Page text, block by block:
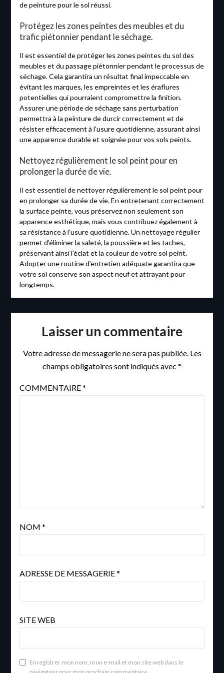
de peinture pour le sol réussi.
Protégez les zones peintes des meubles et du
trafic piétonnier pendant le séchage.
Il est essentiel de protéger les zones peintes du sol des
meubles et du passage piétonnier pendant le processus de
séchage. Cela garantira un résultat final impeccable en
évitant les marques, les empreintes et les éraflures
potentielles qui pourraient compromettre la finition.
Assurer une période de séchage sans perturbation
permettra à la peinture de durcir correctement et de
résister efficacement à l’usure quotidienne, assurant ainsi
une apparence durable et soignée pour vos sols peints.
Nettoyez régulièrement le sol peint pour en
prolonger la durée de vie.
Il est essentiel de nettoyer régulièrement le sol peint pour
en prolonger sa durée de vie. En entretenant correctement
la surface peinte, vous préservez non seulement son
apparence esthétique, mais vous contribuez également à
sa résistance à l’usure quotidienne. Un nettoyage régulier
permet d’éliminer la saleté, la poussière et les taches,
préservant ainsi l’éclat et la couleur de votre sol peint.
Adopter une routine d’entretien adéquate garantira que
votre sol conserve son aspect neuf et attrayant pour
longtemps.
Laisser un commentaire
Votre adresse de messagerie ne sera pas publiée. Les
champs obligatoires sont indiqués avec *
COMMENTAIRE*
NOM *
ADRESSE DE MESSAGERIE*
SITE WEB
Enregistrer mon nom, mon e-mail et mon site web dans le